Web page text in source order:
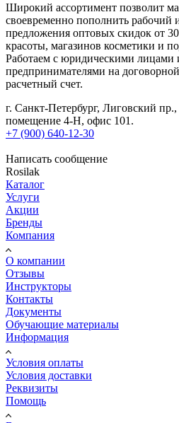
Широкий ассортимент позволит
своевременно пополнить
предложения оптовых скидок от
красоты, магазинов косметики и
Работаем с юридическими
предпринимателями на
расчетный счет.
г. Санкт-Петербург, Лиговский
помещение 4-Н, офис 101.
+7 (900) 640-12-30
Написать сообщение
Rosilak
Каталог
Услуги
Акции
Бренды
Компания
О компании
Отзывы
Инструкторы
Контакты
Документы
Обучающие материалы
Информация
Условия оплаты
Условия доставки
Реквизиты
Помощь